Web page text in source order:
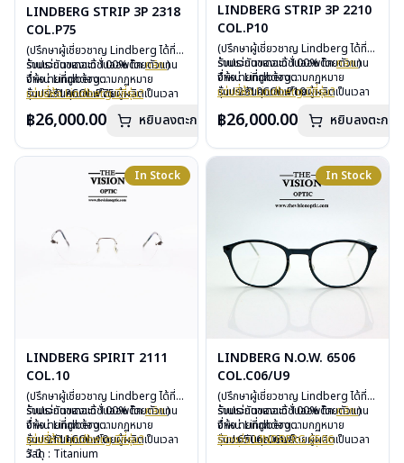
LINDBERG STRIP 3P 2318
COL.P75
(ปรึกษาผู้เชี่ยวชาญ Lindberg ได้ที่
ร้านแว่นตาเดอะวิชั่นออพติคคลิก)
รับประกันของแท้ 100% โดยตัวแทน
จำหน่ายที่ถูกต้องตามกฏหมาย
รับประกันคุณภาพโดยผู้ผลิตเป็นเวลา
ฟรีอะไหล่ ซิลิโคนจมูก และยางหุ้มขา
ฟรีสลักชื่อบนขาแว่นได้สูงสุด 27 ตัว
ยี่ห้อ : Lindberg
รุ่น : 2318COL.P75
เลนส์ : Demo Lens
น้ำหนัก : 13 กรัม
อุปกรณ์ : กล่องแว่น, ผ้าเช็ดแว่น
การรับประกัน : 3 ปี
แว่นยี่ห้อ Lindberg มีกี่รุ่น?
฿26,000.00 หยิบลงตะกร้า
LINDBERG STRIP 3P 2210
COL.P10
(ปรึกษาผู้เชี่ยวชาญ Lindberg ได้ที่
ร้านแว่นตาเดอะวิชั่นออพติคคลิก)
รับประกันของแท้ 100% โดยตัวแทน
จำหน่ายที่ถูกต้องตามกฏหมาย
รับประกันคุณภาพโดยผู้ผลิตเป็นเวลา
ฟรีอะไหล่ ซิลิโคนจมูก และยางหุ้มขา
ฟรีสลักชื่อบนขาแว่นได้สูงสุด 27 ตัว
ยี่ห้อ : Lindberg
รุ่น : 2210COL.P10
เลนส์ : Demo Lens
น้ำหนัก : 14 กรัม
อุปกรณ์ : กล่องแว่น, ผ้าเช็ดแว่น
การรับประกัน : 3 ปี
แว่นยี่ห้อ Lindberg มีกี่รุ่น?
฿26,000.00 หยิบลงตะกร้า
In Stock
LINDBERG SPIRIT 2111
COL.10
(ปรึกษาผู้เชี่ยวชาญ Lindberg ได้ที่
ร้านแว่นตาเดอะวิชั่นออพติคคลิก)
รับประกันของแท้ 100% โดยตัวแทน
จำหน่ายที่ถูกต้องตามกฏหมาย
รับประกันคุณภาพโดยผู้ผลิตเป็นเวลา
3 ปี
ยี่ห้อ : Lindberg
รุ่น : 2111COL.10
วัสดุ : Titanium
แว่นยี่ห้อ Lindberg มีกี่รุ่น?
In Stock
LINDBERG N.O.W. 6506
COL.C06/U9
(ปรึกษาผู้เชี่ยวชาญ Lindberg ได้ที่
ร้านแว่นตาเดอะวิชั่นออพติคคลิก)
รับประกันของแท้ 100% โดยตัวแทน
จำหน่ายที่ถูกต้องตามกฏหมาย
รับประกันคุณภาพโดยผู้ผลิตเป็นเวลา
ยี่ห้อ : Lindberg
รุ่น : 6506c06U9
รีวิวแว่น LINDBERG 6506